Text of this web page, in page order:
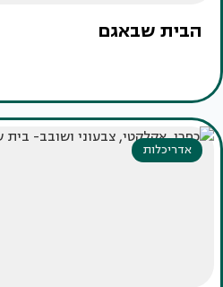
הבית שבאגם
אדריכלות